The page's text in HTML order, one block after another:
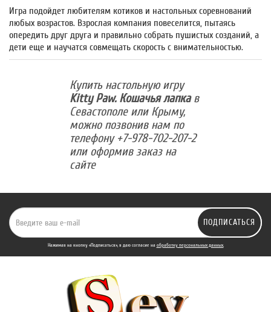
Игра подойдет любителям котиков и настольных соревнований
любых возрастов. Взрослая компания повеселится, пытаясь
опередить друг друга и правильно собрать пушистых созданий, а
дети еще и научатся совмещать скорость с внимательностью.
Купить настольную игру
Kitty Paw. Кошачья лапкав
Севастополе или Крыму,
можно позвонив нам по
телефону +7-978-702-207-2
или оформив заказ на
сайте
ПОДПИСАТЬСЯ
Нажимая на кнопку «Подписаться», я даю cогласие на обработку персональных данных.